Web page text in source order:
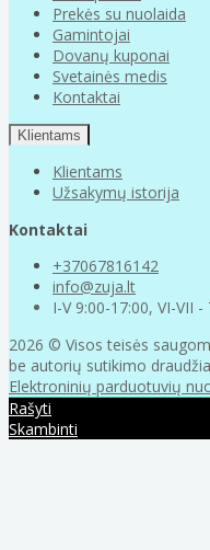
Prekės su nuolaida
Gamintojai
Dovanų kuponai
Svetainės medis
Kontaktai
Klientams
Klientams
Užsakymų istorija
Kontaktai
+37067816142
info@zuja.lt
I-V 9:00-17:00, VI-VII
2026 © Visos teisės
be autorių sutikimo
Elektroninių parduotuvių
Rašyti
Skambinti